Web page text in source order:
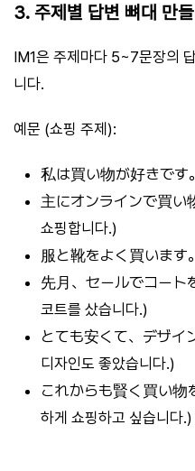
3. 주제별 답변 뼈대 만들
IM1은 주제마다 5~7문장의
니다.
예문 (쇼핑 주제):
私は買い物が好きです
主にオンラインで買い
쇼핑합니다.)
服と靴をよく買います
先月、セールでコート
코트를 샀습니다.)
とても安くて、デザイ
디자인도 좋았습니다.)
これからも賢く買い物
하게 쇼핑하고 싶습니다.)